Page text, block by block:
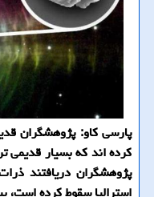
پارسی كاو: پژوهشگران
كرده اند كه بسیار
پژوهشگران دریافتند